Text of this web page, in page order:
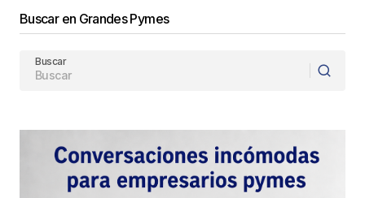
Buscar en Grandes Pymes
Buscar